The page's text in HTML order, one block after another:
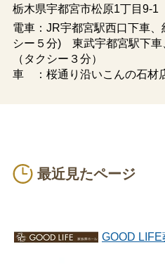
栃木県宇都宮市松原1丁目9-1
電車：JR宇都宮駅西口下車、
シー５分) 東武宇都宮駅下車
（タクシー３分）
車 ：桜通り沿いこんの石材
最近見たページ
GOOD LIFE